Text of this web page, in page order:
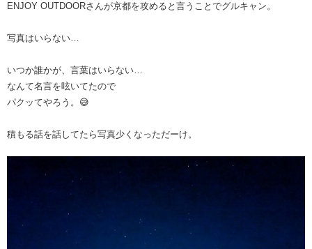
ENJOY OUTDOORさんが京都を攻めると言うことでグルキャン。
写真はいらない…
いつか誰かが、言葉はいらない…
なんて名言を呟いてたので
パクッてやろう。😅
積もる話を話してたら写真少くなっただーけ。